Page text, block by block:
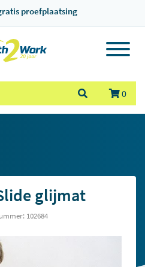
proefplaatsing
0
glijmat
102684